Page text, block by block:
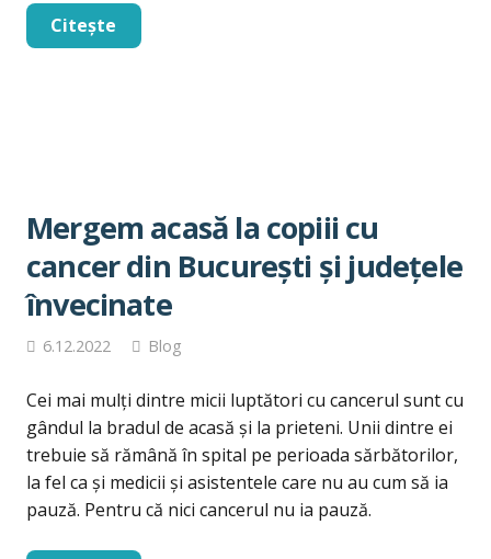
Citește
Mergem acasă la copiii cu
cancer din București și județele
învecinate
6.12.2022 Blog
Cei mai mulți dintre micii luptători cu cancerul sunt cu
gândul la bradul de acasă și la prieteni. Unii dintre ei
trebuie să rămână în spital pe perioada sărbătorilor,
la fel ca și medicii și asistentele care nu au cum să ia
pauză. Pentru că nici cancerul nu ia pauză.